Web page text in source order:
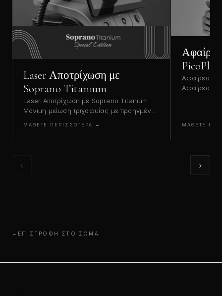
‹
Laser Αποτρίχωση με
Soprano Titanium
Laser Αποτρίχωση με Soprano Titanium
Μόνιμη μείωση τριχοφυΐας με προηγμένη
laser…
ΜΆΘΕΤΕ ΠΕΡΙΣΣΌΤΕΡΑ →
PicoPlus
Αφαίρεση
Αφαίρεση
…
ΜΆΘΕΤΕ
›
← ΕΠΙΣΤΡΟΦΉ ΣΤΟ ΣΏΜΑ